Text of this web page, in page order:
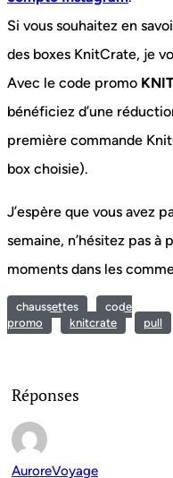
Si vous souhaitez en
des boxes KnitCrate, je
Avec le code promo
bénéficiez d’une
première commande
box choisie).
J’espère que vous avez
semaine, n’hésitez pas à
moments dans les
chaussettes
code
promo
knitcrate pull
Réponses
AuroreVoyage